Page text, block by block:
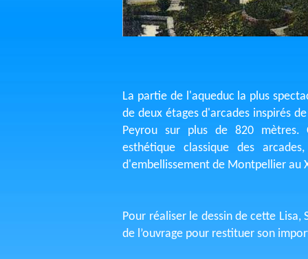
La partie de l'aqueduc la plus
de deux étages d'arcades inspirés
Peyrou sur plus de 820 mètres.
esthétique classique des
d'embellissement de Montpellier au
Pour réaliser le dessin de cette Lisa,
de l’ouvrage pour restituer son